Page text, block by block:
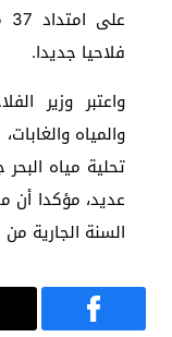
فلاحيا جديدا.
واعتبر وزير
والمياه
تحلية مياه
عديد، مؤكدا أن
السنة الجارية من